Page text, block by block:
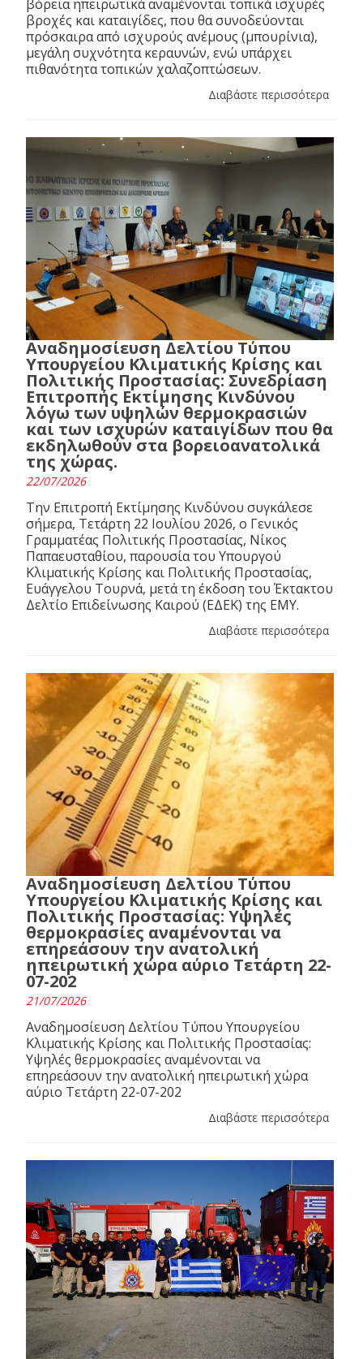
βόρεια ηπειρωτικά αναμένονται τοπικά ισχυρές
βροχές και καταιγίδες, που θα συνοδεύονται
πρόσκαιρα από ισχυρούς ανέμους (μπουρίνια),
μεγάλη συχνότητα κεραυνών, ενώ υπάρχει
πιθανότητα τοπικών χαλαζοπτώσεων.
Διαβάστε περισσότερα
Αναδημοσίευση Δελτίου Τύπου
Υπουργείου Κλιματικής Κρίσης και
Πολιτικής Προστασίας: Συνεδρίαση
Επιτροπής Εκτίμησης Κινδύνου
λόγω των υψηλών θερμοκρασιών
και των ισχυρών καταιγίδων που θα
εκδηλωθούν στα βορειοανατολικά
της χώρας.
22/07/2026
Την Επιτροπή Εκτίμησης Κινδύνου συγκάλεσε
σήμερα, Τετάρτη 22 Ιουλίου 2026, ο Γενικός
Γραμματέας Πολιτικής Προστασίας, Νίκος
Παπαευσταθίου, παρουσία του Υπουργού
Κλιματικής Κρίσης και Πολιτικής Προστασίας,
Ευάγγελου Τουρνά, μετά τη έκδοση του Έκτακτου
Δελτίο Επιδείνωσης Καιρού (ΕΔΕΚ) της ΕΜΥ.
Διαβάστε περισσότερα
Αναδημοσίευση Δελτίου Τύπου
Υπουργείου Κλιματικής Κρίσης και
Πολιτικής Προστασίας: Υψηλές
θερμοκρασίες αναμένονται να
επηρεάσουν την ανατολική
ηπειρωτική χώρα αύριο Τετάρτη 22-
07-202
21/07/2026
Αναδημοσίευση Δελτίου Τύπου Υπουργείου
Κλιματικής Κρίσης και Πολιτικής Προστασίας:
Υψηλές θερμοκρασίες αναμένονται να
επηρεάσουν την ανατολική ηπειρωτική χώρα
αύριο Τετάρτη 22-07-202
Διαβάστε περισσότερα